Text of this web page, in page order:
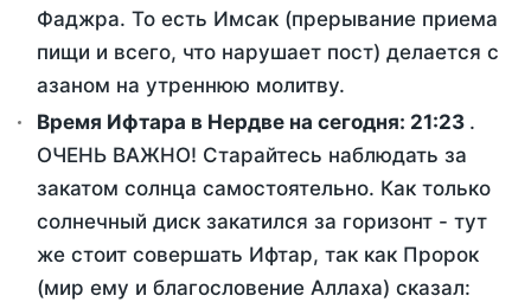
Фаджра. То есть Имсак (прерывание приема
пищи и всего, что нарушает пост) делается с
азаном на утреннюю молитву.
Время Ифтара в Нердве на сегодня: 21:23 .
ОЧЕНЬ ВАЖНО! Старайтесь наблюдать за
закатом солнца самостоятельно. Как только
солнечный диск закатился за горизонт - тут
же стоит совершать Ифтар, так как Пророк
(мир ему и благословение Аллаха) сказал: